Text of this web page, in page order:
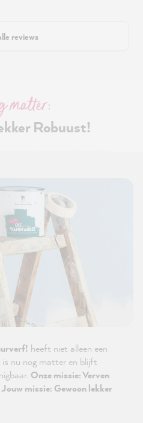
reviews
matter:
Robuust!
heeft niet alleen een
is nu nog matter en blijft
Onze missie: Verven
missie: Gewoon lekker